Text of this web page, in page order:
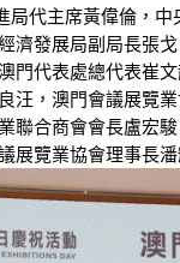
局代主席黃偉倫，
濟發展局副局長張
門代表處總代表崔
汪，澳門會議展覽
聯合商會會長盧宏
展覽業協會理事長